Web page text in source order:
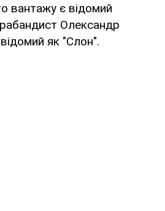
вантажу є відомий
Олександр
як "Слон".